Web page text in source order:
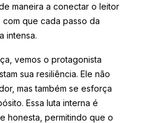
maneira a conectar o leitor
que cada passo da
intensa.
vemos o protagonista
sua resiliência. Ele não
mas também se esforça
Essa luta interna é
honesta, permitindo que o